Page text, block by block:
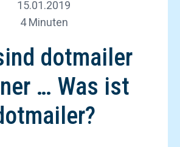
15.01.2019
4 Minuten
dotmailer
… Was ist